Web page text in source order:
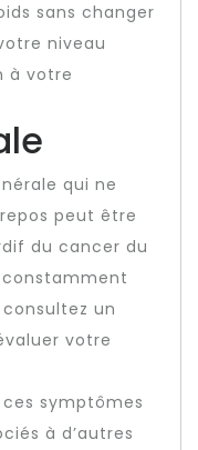
sans changer
niveau
à votre
qui ne
peut être
du cancer du
constamment
un
votre
symptômes
à d’autres